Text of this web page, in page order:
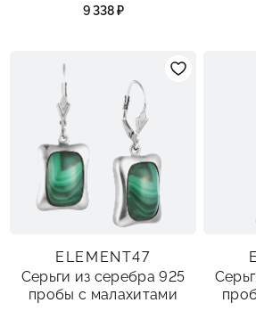
9 338 ₽
ELEMENT47
Серьги из серебра 925
пробы с малахитами